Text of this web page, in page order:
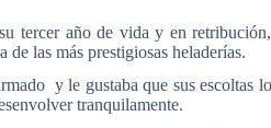
tercer año de vida y en
las más prestigiosas heladerías.
y le gustaba que sus escoltas
tranquilamente.